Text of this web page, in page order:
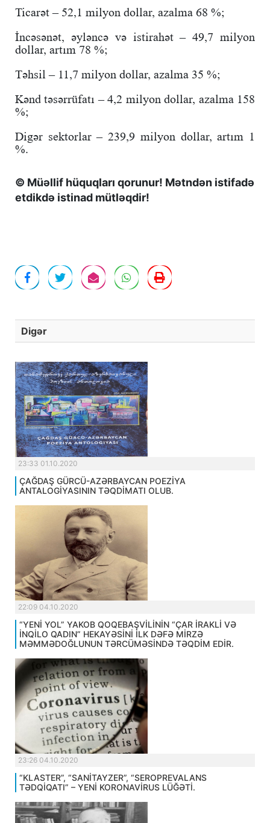
Ticarət – 52,1 milyon dollar, azalma 68 %;
İncəsənət, əyləncə və istirahət – 49,7 milyon
dollar, artım 78 %;
Təhsil – 11,7 milyon dollar, azalma 35 %;
Kənd təsərrüfatı – 4,2 milyon dollar, azalma 158
%;
Digər sektorlar – 239,9 milyon dollar, artım 1
%.
© Müəllif hüquqları qorunur! Mətndən istifadə
etdikdə istinad mütləqdir!
Digər
23:33 01.10.2020
ÇAĞDAŞ GÜRCÜ-AZƏRBAYCAN POEZİYA
ANTALOGİYASININ TƏQDİMATI OLUB.
22:09 04.10.2020
“YENİ YOL” YAKOB QOQEBAŞVİLİNİN “ÇAR İRAKLİ VƏ
İNQİLO QADIN” HEKAYƏSİNİ İLK DƏFƏ MİRZƏ
MƏMMƏDOĞLUNUN TƏRCÜMƏSİNDƏ TƏQDİM EDİR.
23:26 04.10.2020
“KLASTER”, “SANİTAYZER”, “SEROPREVALANS
TƏDQİQATI” – YENİ KORONAVİRUS LÜĞƏTİ.